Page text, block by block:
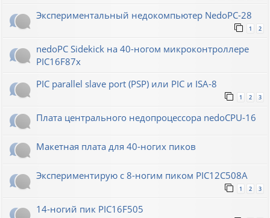
Экспериментальный недокомпьютер NedoPC-28
1 2
nedoPC Sidekick на 40-ногом микроконтроллере
PIC16F87x
PIC parallel slave port (PSP) или PIC и ISA-8
1 2 3
Плата центрального недопроцессора nedoCPU-16
Макетная плата для 40-ногих пиков
Экспериментирую с 8-ногим пиком PIC12C508A
1 2 3
14-ногий пик PIC16F505